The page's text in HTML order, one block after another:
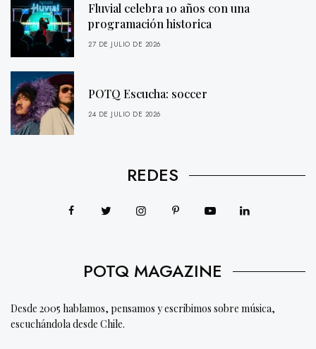
Fluvial celebra 10 años con una
programación historica
27 DE JULIO DE 2026
POTQ Escucha: soccer
24 DE JULIO DE 2026
REDES
POTQ MAGAZINE
Desde 2005 hablamos, pensamos y escribimos sobre música,
escuchándola desde Chile.